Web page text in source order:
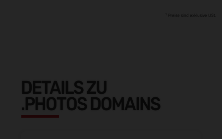
Preise sind exklusive USt.
DETAILS ZU
.PHOTOS DOMAINS